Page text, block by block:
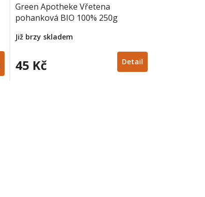
Green Apotheke Vřetena
pohanková BIO 100% 250g
Již brzy skladem
45 Kč Detail